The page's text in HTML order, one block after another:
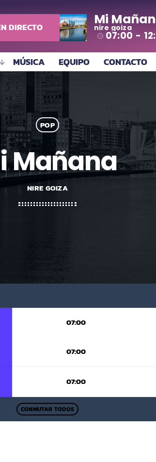
DIRECTO Mi
nire goiza
access_time 07:00 -
MÚSICA EQUIPO CONTACTO
POP
Mañana
NIRE GOIZA
07:00
07:00
07:00
CONMUTAR TODOS